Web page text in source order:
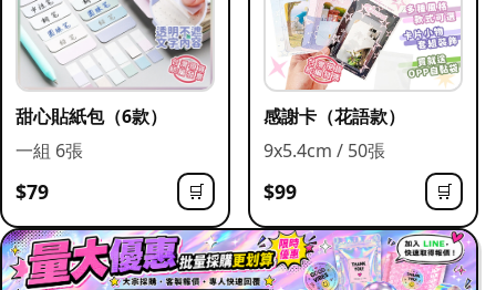
甜心貼紙包（6款）
一組 6張
$79 🛒
感謝卡（花語款）
9x5.4cm / 50張
$99 🛒